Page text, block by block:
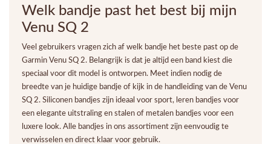
Welk bandje past het best bij mijn
Venu SQ 2
Veel gebruikers vragen zich af welk bandje het beste past op de
Garmin Venu SQ 2. Belangrijk is dat je altijd een band kiest die
speciaal voor dit model is ontworpen. Meet indien nodig de
breedte van je huidige bandje of kijk in de handleiding van de Venu
SQ 2. Siliconen bandjes zijn ideaal voor sport, leren bandjes voor
een elegante uitstraling en stalen of metalen bandjes voor een
luxere look. Alle bandjes in ons assortiment zijn eenvoudig te
verwisselen en direct klaar voor gebruik.